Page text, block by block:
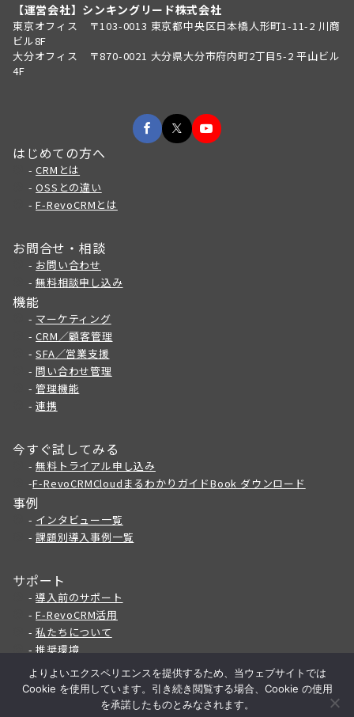
【運営会社】シンキングリード株式会社
東京オフィス 〒103-0013 東京都中央区日本橋人形町1-11-2 川商
ビル8F
大分オフィス 〒870-0021 大分県大分市府内町2丁目5-2 平山ビル
4F
はじめての方へ
-CRMとは
-OSSとの違い
-F-RevoCRMとは
お問合せ・相談
- お問い合わせ
-無料相談申し込み
機能
- マーケティング
-CRM／顧客管理
-SFA／営業支援
-問い合わせ管理
-管理機能
-連携
今すぐ試してみる
-無料トライアル申し込み
-F-RevoCRMCloudまるわかりガイドBook ダウンロード
事例
- インタビュー一覧
-課題別導入事例一覧
サポート
-導入前のサポート
-F-RevoCRM活用
-私たちについて
-推奨環境
@ThinkingReed Inc.
よりよいエクスペリエンスを提供するため、当ウェブサイトでは
Cookie を使用しています。引き続き閲覧する場合、Cookie の使用
を承諾したものとみなされます。